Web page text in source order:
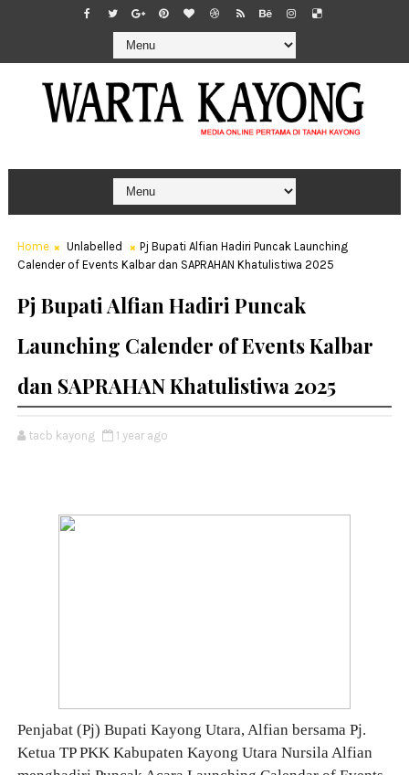
Home Unlabelled
Pj Bupati Alfian Hadiri Puncak Launching
Calender of Events Kalbar dan SAPRAHAN Khatulistiwa 2025
Pj Bupati Alfian Hadiri Puncak
Launching Calender of Events Kalbar
dan SAPRAHAN Khatulistiwa 2025
tacb kayong 1 year ago
Penjabat (Pj) Bupati Kayong Utara, Alfian bersama Pj.
Ketua TP PKK Kabupaten Kayong Utara Nursila Alfian